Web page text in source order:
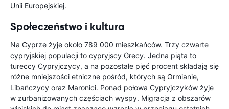
Unii Europejskiej.
Społeczeństwo i kultura
Na Cyprze żyje około 789 000 mieszkańców. Trzy czwarte
cypryjskiej populacji to cypryjscy Grecy. Jedna piąta to
tureccy Cypryjczycy, a na pozostałe pięć procent składają się
różne mniejszości etniczne pośród, których są Ormianie,
Libańczycy oraz Maronici. Ponad połowa Cypryjczyków żyje
w zurbanizowanych częściach wyspy. Migracja z obszarów